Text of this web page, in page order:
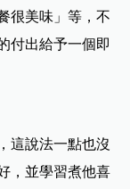
很美味」等，不
付出給予一個即
這說法一點也沒
，並學習煮他喜